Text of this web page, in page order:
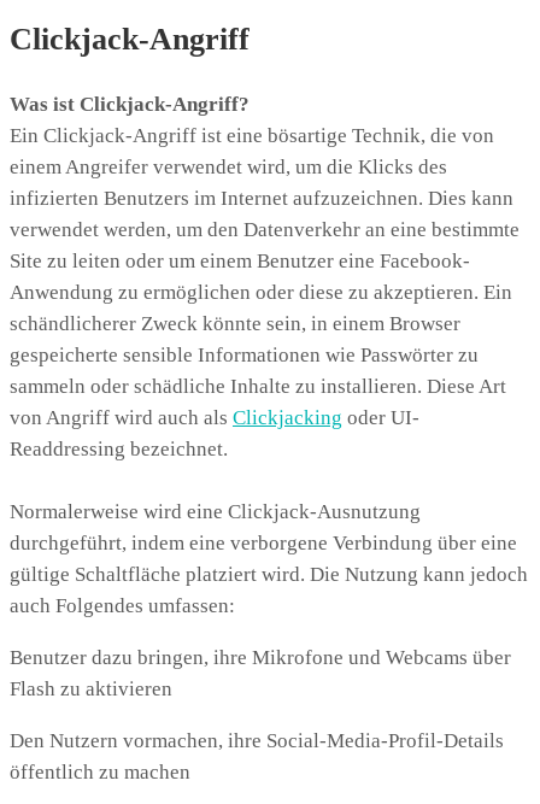
Clickjack-Angriff
Was ist Clickjack-Angriff?
Ein Clickjack-Angriff ist eine bösartige Technik, die von
einem Angreifer verwendet wird, um die Klicks des
infizierten Benutzers im Internet aufzuzeichnen. Dies kann
verwendet werden, um den Datenverkehr an eine bestimmte
Site zu leiten oder um einem Benutzer eine Facebook-
Anwendung zu ermöglichen oder diese zu akzeptieren. Ein
schändlicherer Zweck könnte sein, in einem Browser
gespeicherte sensible Informationen wie Passwörter zu
sammeln oder schädliche Inhalte zu installieren. Diese Art
von Angriff wird auch als Clickjacking oder UI-
Readdressing bezeichnet.
Normalerweise wird eine Clickjack-Ausnutzung
durchgeführt, indem eine verborgene Verbindung über eine
gültige Schaltfläche platziert wird. Die Nutzung kann jedoch
auch Folgendes umfassen:
Benutzer dazu bringen, ihre Mikrofone und Webcams über
Flash zu aktivieren
Den Nutzern vormachen, ihre Social-Media-Profil-Details
öffentlich zu machen